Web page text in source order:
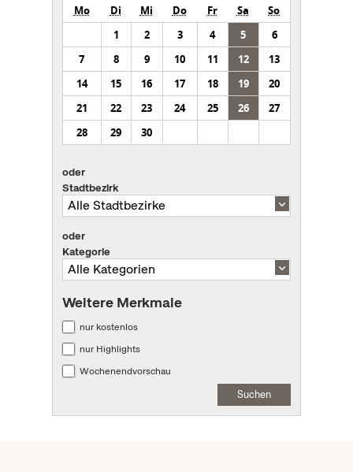
Mo Di Mi Do Fr Sa
So
1
2 3 4 5
6
7
8 9 10 11 12
13
14
15 16 17 18 19
20
21
22 23 24 25 26
27
28
29 30
oder
Stadtbezirk
oder
Kategorie
Weitere Merkmale
nur kostenlos
nur Highlights
Wochenendvorschau
Suchen